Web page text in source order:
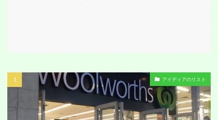
アイディアのリスト